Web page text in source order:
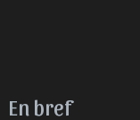
En bref